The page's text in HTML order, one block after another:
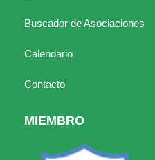
Buscador de Asociaciones
Calendario
Contacto
MIEMBRO